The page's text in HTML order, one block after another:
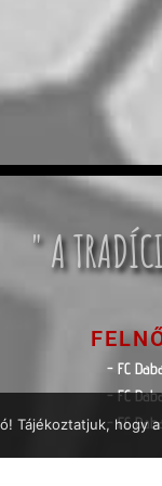
" A
- FC
- FC
- FC
Tájékoztatjuk, hogy